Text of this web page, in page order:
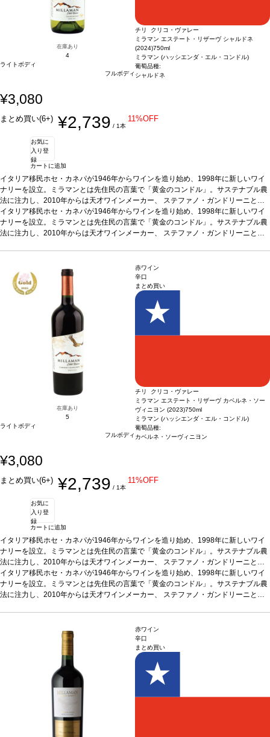
在庫あり
4
ライトボディ
フルボディ
チリ クリコ・ヴァレー
ミラマン エステート・リザーヴ シャルドネ
(2024)750ml
ミラマン (ハッシエンダ・エル・コンドル)
葡萄品種:
シャルドネ
¥3,080
まとめ買い(6+) ¥2,739 / 1本
11%OFF
お気に
入り登
録
カートに追加
イタリア移民ホセ・カネパが1946年からワインを造り始め、1998年に新しいワイ
ナリーを設立。ミラマンとは先住民の言葉で「黄金のコンドル」。サステナブル農
法に注力し、2010年からは天才ワインメーカー、 ステファノ・ガンドリーニと協
力し、高品質ワインを生産。このシャルドネは緑がかった黄色。洋ナシ、アプリコ
ット、柑橘の花のアロマ。ジューシーでフレッシュな味わい、バランスの取れた酸
味と素晴らしい組成を示します。テイスティングノート緑色がかったきれいな黄
海老のパスタ、サーモンのカルパッチョやマグ
ロの胡麻和えなどの脂ののった魚料理、揚げた魚介類や野菜などと好相性
100% シャルドネ
*本ヴィンテージが在庫切れの場合、在庫があり価格が同様の場
合は自動的に次のヴィンテージに変更されます、ご了承ください。
イタリア移民ホセ・カネパが1946年からワインを造り始め、1998年に新しいワイ
ナリーを設立。ミラマンとは先住民の言葉で「黄金のコンドル」。サステナブル農
法に注力し、2010年からは天才ワインメーカー、 ステファノ・ガンドリーニと協
テイスティングノート
色。洋ナシ、アプリコット、柑橘類の花の芳香を示す。ジューシーでフレッシュな
味わいは、素晴らしいバランスの酸味を持ち、しっかりとしたストラクチャーと幅
が広く、とても魅惑的。
海老のパスタ、サーモンのカルパッチョやマグ
ロの胡麻和えなどの脂ののった魚料理、揚げた魚介類や野菜などと好相性
100% シャルドネ*本ヴィンテージが在庫切れの場合、在庫があり価格が同様の場
合は自動的に次のヴィンテージに変更されます、ご了承ください。
在庫あり
5
ライトボディ
フルボディ
赤ワイン
辛口
まとめ買い
チリ クリコ・ヴァレー
ミラマン エステート・リザーヴ カベルネ・ソー
ヴィニヨン (2023)750ml
ミラマン (ハッシエンダ・エル・コンドル)
葡萄品種:
カベルネ・ソーヴィニヨン
¥3,080
まとめ買い(6+) ¥2,739 / 1本
11%OFF
お気に
入り登
録
カートに追加
イタリア移民ホセ・カネパが1946年からワインを造り始め、1998年に新しいワイ
ナリーを設立。ミラマンとは先住民の言葉で「黄金のコンドル」。サステナブル農
法に注力し、2010年からは天才ワインメーカー、 ステファノ・ガンドリーニと協
力し、高品質ワインを生産。テイスティングノート 紫がかった濃い赤色。複雑で
フルーティーなノーズを示し、チェリー、熟したプラム、ベリー、スパイス、トー
ストを伴う。滑らかなタンニンは甘く、バランスの取れた酸味を感じ、長く心地よ
価格が同様の場合は自動的に次のヴィンテージに変更されます、ご了承ください。
イタリア移民ホセ・カネパが1946年からワインを造り始め、1998年に新しいワイ
ナリーを設立。ミラマンとは先住民の言葉で「黄金のコンドル」。サステナブル農
法に注力し、2010年からは天才ワインメーカー、 ステファノ・ガンドリーニと協
ストを伴う。滑らかなタンニンは甘く、バランスの取れた酸味を感じ、長く心地よ
い余韻の後味が続く。合う料理 ステーキなどの赤身肉、スモークチーズ
100% カベルネ・ソーヴィニヨン
*本ヴィンテージが在庫切れの場合、在庫があり
価格が同様の場合は自動的に次のヴィンテージに変更されます、ご了承ください。
赤ワイン
辛口
まとめ買い